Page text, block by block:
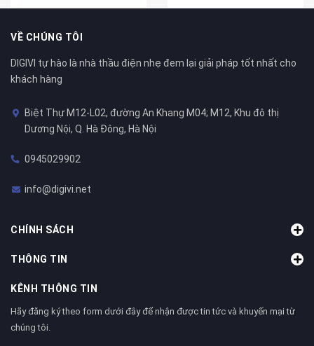
VỀ CHÚNG TÔI
DIGIVI tự hào là nhà thầu điện nhẹ đem lại giải pháp tốt nhất cho
khách hàng
Biệt Thự M12-L02, đường An Khang M04; M12, Khu đô thị
Dương Nội, Q. Hà Đông, Hà Nội
0945029902
info@digivi.net
CHÍNH SÁCH
THÔNG TIN
KÊNH THÔNG TIN
Hãy đăng ký theo form dưới đây để nhận được tin tức và khuyến mại từ
chúng tôi.